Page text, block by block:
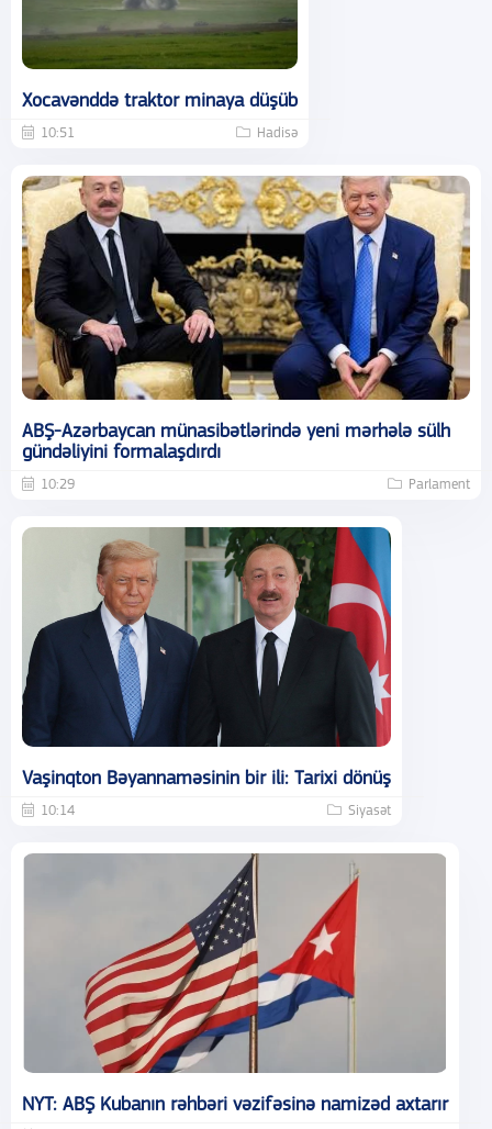
Xocavənddə traktor minaya düşüb
10:51 Hadisə
ABŞ-Azərbaycan münasibətlərində yeni mərhələ sülh
gündəliyini formalaşdırdı
10:29 Parlament
Vaşinqton Bəyannaməsinin bir ili: Tarixi dönüş
10:14 Siyasət
NYT: ABŞ Kubanın rəhbəri vəzifəsinə namizəd axtarır